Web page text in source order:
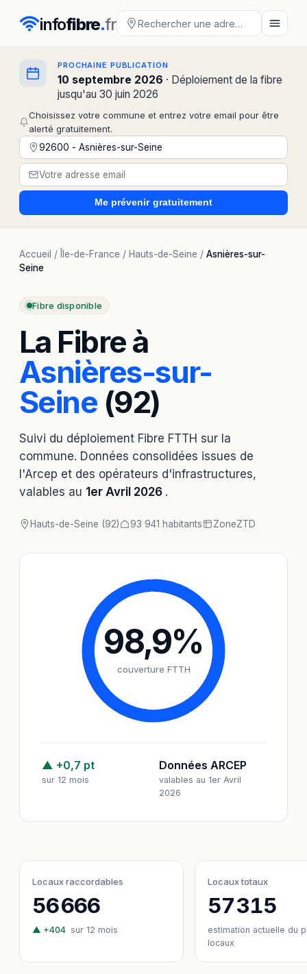
infofibre.fr
PROCHAINE PUBLICATION
10 septembre 2026 · Déploiement de la fibre
jusqu'au 30 juin 2026
Choisissez votre commune et entrez votre email pour être
alerté gratuitement.
Me prévenir gratuitement
Accueil / Île-de-France / Hauts-de-Seine / Asnières-sur-
Seine
Fibre disponible
La Fibre à
Asnières-sur-
Seine (92)
Suivi du déploiement Fibre FTTH sur la
commune. Données consolidées issues de
l'Arcep et des opérateurs d'infrastructures,
valables au 1er Avril 2026 .
Hauts-de-Seine (92) 93 941 habitants ZoneZTD
98,9%
couverture FTTH
▲ +0,7 pt
sur 12 mois
Données ARCEP
valables au 1er Avril
2026
Locaux raccordables
56 666
▲ +404 sur 12 mois
Locaux totaux
57 315
estimation actuelle du
locaux